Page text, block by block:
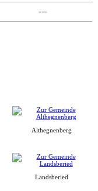
---
Althegnenberg
Landsberied